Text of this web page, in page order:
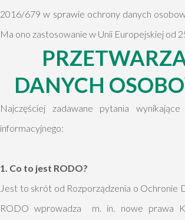
2016/679 w sprawie ochrony danych
Ma ono zastosowanie w Unii Europejskiej od
DANYCH
Najczęściej zadawane pytania
informacyjnego:
1. Co to jest RODO?
Jest to skrót od Rozporządzenia o Ochronie
RODO wprowadza m. in. nowe prawa